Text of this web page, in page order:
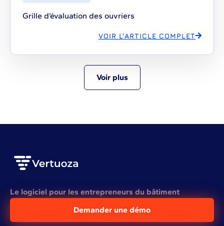
Grille d’évaluation des ouvriers
VOIR L'ARTICLE COMPLET
Voir plus
Le logiciel pour les entrepreneurs du bâtiment
Demander une démo